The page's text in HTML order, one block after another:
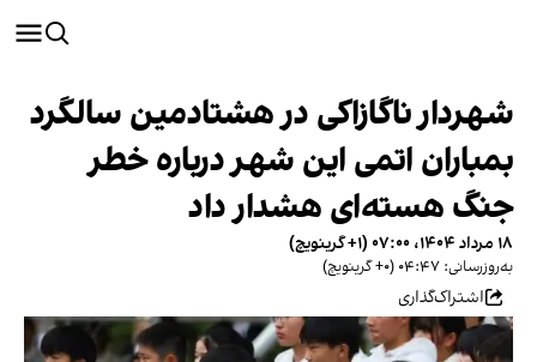
شهردار ناگازاکی در هشتادمین سالگرد
بمباران اتمی این شهر درباره خطر
جنگ هسته‌ای هشدار داد
۱۸ مرداد ۱۴۰۴، ۰۷:۰۰ (‎+۱ گرینویچ)
به‌روزرسانی: ۰۴:۴۷ (‎+۰ گرینویچ)
اشتراک‌گذاری